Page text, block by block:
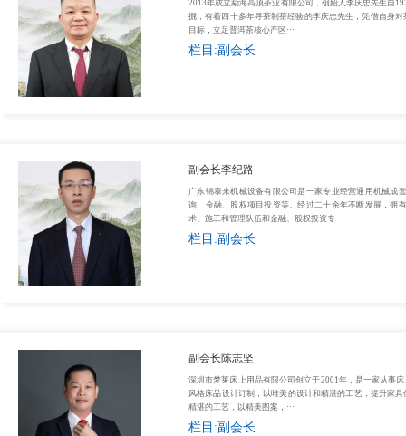
2013年成立勐海高顶茶业有限公司，创始人李庆忠先生自
掘，有着四十多年寻茶制茶经验的李庆忠先生，凭借自身
目标，立足普洱茶核心产区···
栏目:副会长
副会长李纪路
广东锦泰来机械设备有限公司是一家专业经营通用机械成
询、金融、股权项目投资等。经过二十余年不断发展，拥
术、施工和管理队伍和金融、股权投资专···
栏目:副会长
副会长陈志坚
深圳市梦莱床上用品有限公司创立于2001年，是一家从事
风格床品设计订制，以唯美的设计和精湛的工艺，提升家
精湛的工艺，以精美图案，···
栏目:副会长